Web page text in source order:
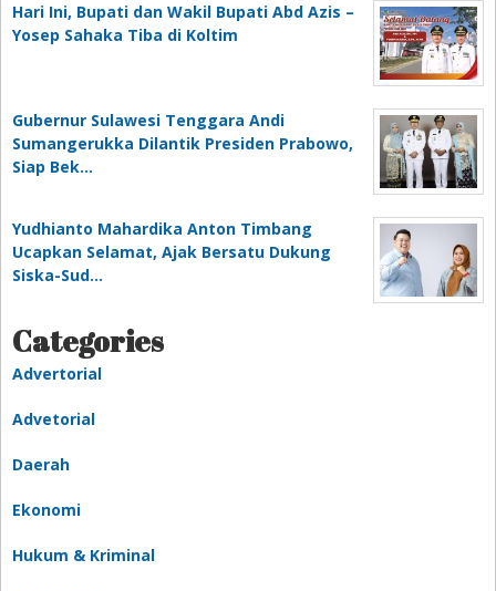
Hari Ini, Bupati dan Wakil Bupati Abd Azis –
Yosep Sahaka Tiba di Koltim
Gubernur Sulawesi Tenggara Andi
Sumangerukka Dilantik Presiden Prabowo,
Siap Bek…
Yudhianto Mahardika Anton Timbang
Ucapkan Selamat, Ajak Bersatu Dukung
Siska-Sud…
Categories
Advertorial
Advetorial
Daerah
Ekonomi
Hukum & Kriminal